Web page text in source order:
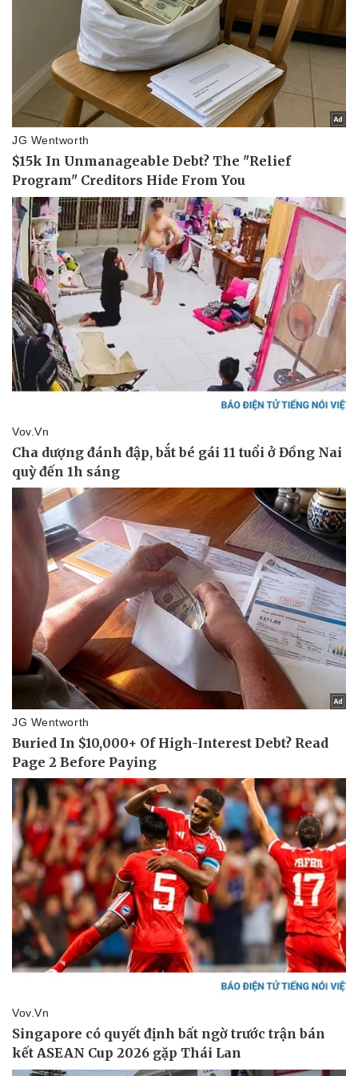
Doanh nghiệp
Thông tin doanh nghiệp
Doanh nhân
Vì cộng đồng
Công nghệ
Sành điệu
Tin Công nghệ
Chuyển đổi số
Sức khỏe
Dinh dưỡng - món ngon
Cây thuốc
Sản phụ khoa
Nhi khoa
Nam khoa
Làm đẹp - giảm cân
Phòng mạch online
Ăn sạch sống khỏe
Đời sống
Nhà đẹp
Blog
Tình yêu - Gia đình